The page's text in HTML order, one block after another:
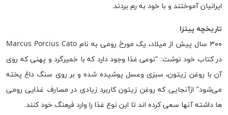
ایرانیان آموختند و با خود به رم بردند.
تاریخچه پیتزا
۳۰۰ سال پیش از میلاد، یک مورخ رومی به نام Marcus Porcius Cato
در کتاب خود نوشت: “نوعی غذا وجود دارد که با خمیرگرد و پهنی که روی
آن با روغن زیتون، سبزی وعسل پوشیده شده و بر روی سنگ داغ پخته
می‌شود” ازآنجایی که روغن زیتون کاربرد زیادی در مصارف غذایی رومی
ها داشته آنها سعی کرده اند تا این نوع غذا را وارد فرهنگ خود کنند.